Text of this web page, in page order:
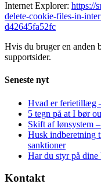
Internet Explorer: https://
delete-cookie-files-in-
d42645fa52fc
Hvis du bruger en anden
supportsider.
Seneste nyt
Hvad er ferietillæg
5 tegn på at I bør
Skift af lønsystem
Husk indberetning
sanktioner
Har du styr på dine
Kontakt